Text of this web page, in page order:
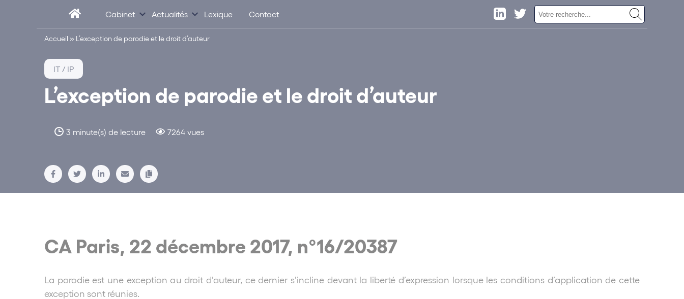
Cabinet Actualités Lexique Contact
Accueil » L’exception de parodie et le droit d’auteur
L’exception de parodie et le droit d’auteur
3 minute(s) de lecture 7264 vues
IT / IP
CA Paris, 22 décembre 2017, n°16/20387
La parodie est une exception au droit d’auteur, ce dernier s’incline devant la liberté d’expression lorsque les conditions d’application de cette
exception sont réunies.